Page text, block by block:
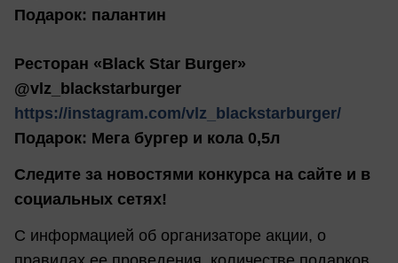
Подарок: палантин
Ресторан «Black Star Burger»
@vlz_blackstarburger
https://instagram.com/vlz_blackstarburger/
Подарок: Мега бургер и кола 0,5л
Следите за новостями конкурса на сайте и в
социальных сетях!
С информацией об организаторе акции, о